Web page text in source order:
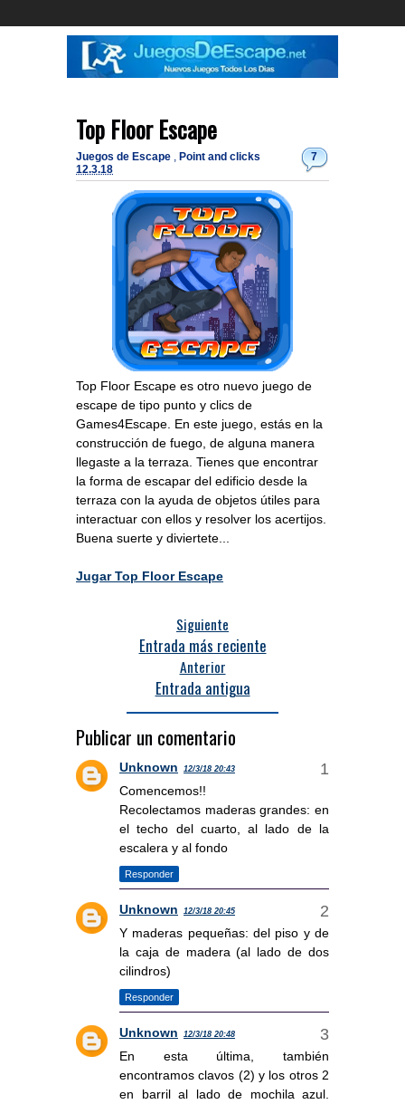
Top Floor Escape
7
Juegos de Escape , Point and clicks
12.3.18
Top Floor Escape es otro nuevo juego de
escape de tipo punto y clics de
Games4Escape. En este juego, estás en la
construcción de fuego, de alguna manera
llegaste a la terraza. Tienes que encontrar
la forma de escapar del edificio desde la
terraza con la ayuda de objetos útiles para
interactuar con ellos y resolver los acertijos.
Buena suerte y diviertete...
Jugar Top Floor Escape
Siguiente
Entrada más reciente
Anterior
Entrada antigua
Publicar un comentario
Unknown 12/3/18 20:43
Comencemos!!
Recolectamos maderas grandes: en
el techo del cuarto, al lado de la
escalera y al fondo
Responder
Unknown 12/3/18 20:45
Y maderas pequeñas: del piso y de
la caja de madera (al lado de dos
cilindros)
Responder
Unknown 12/3/18 20:48
En esta última, también
encontramos clavos (2) y los otros 2
en barril al lado de mochila azul.